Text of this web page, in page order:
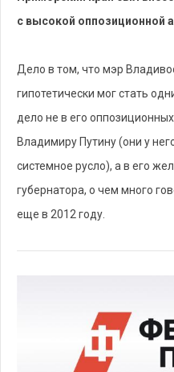
с высокой оппозиционной
Дело в том, что мэр
гипотетически мог стать
дело не в его
Владимиру Путину (они у
системное русло), а в его
губернатора, о чем много
еще в 2012 году.